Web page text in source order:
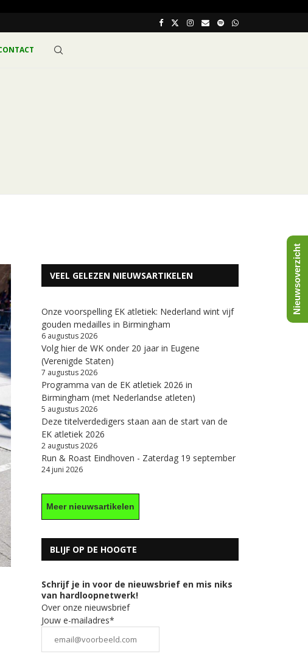
VEEL GELEZEN NIEUWSARTIKELEN
Onze voorspelling EK atletiek: Nederland wint vijf
gouden medailles in Birmingham
6 augustus 2026
Volg hier de WK onder 20 jaar in Eugene
(Verenigde Staten)
7 augustus 2026
Programma van de EK atletiek 2026 in
Birmingham (met Nederlandse atleten)
5 augustus 2026
Deze titelverdedigers staan aan de start van de
EK atletiek 2026
2 augustus 2026
Run & Roast Eindhoven - Zaterdag 19 september
24 juni 2026
Meer nieuwsartikelen
BLIJF OP DE HOOGTE
Schrijf je in voor de nieuwsbrief en mis niks
van hardloopnetwerk!
Over onze nieuwsbrief
Jouw e-mailadres*
Nieuwsoverzicht